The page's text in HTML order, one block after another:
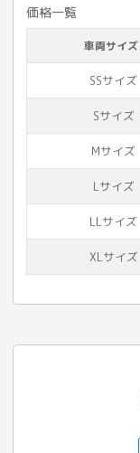
価格一覧
車両サイズ
SSサイズ
Sサイズ
Mサイズ
Lサイズ
LLサイズ
XLサイズ